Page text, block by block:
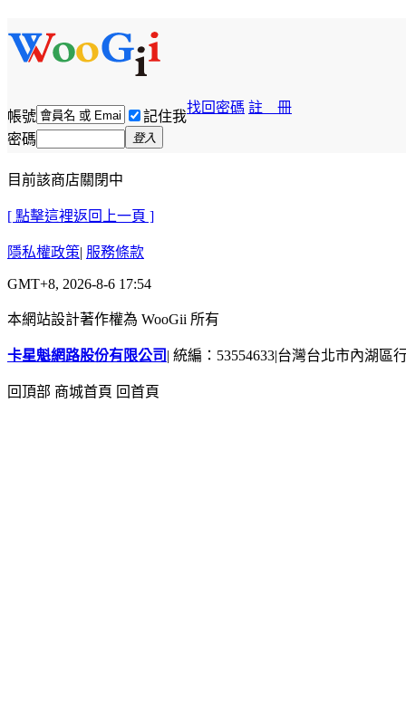
帳號 記住我
找回密碼 註 冊
密碼 登入
目前該商店關閉中
[ 點擊這裡返回上一頁 ]
隱私權政策| 服務條款
GMT+8, 2026-8-6 17:54
本網站設計著作權為 WooGii 所有
卡星魁網路股份有限公司 | 統編：53554633|台灣台北市內湖區
回頂部 商城首頁 回首頁